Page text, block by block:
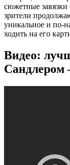
сюжетные завязки
зрители
уникальное и по-
ходить на его
Видео:
Сандлером